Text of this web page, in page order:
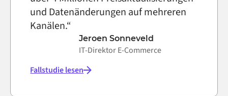
und Datenänderungen auf mehreren
Kanälen.“
Jeroen Sonneveld
IT-Direktor E-Commerce
Fallstudie lesen